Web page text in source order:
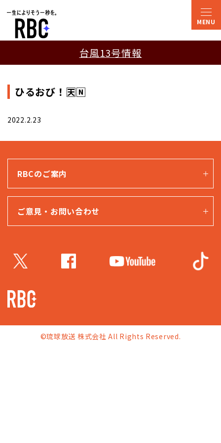
台風13号情報
ひるおび！🈗🄽
2022.2.23
RBCのご案内
ご意見・お問い合わせ
©琉球放送 株式会社 All Rights Reserved.